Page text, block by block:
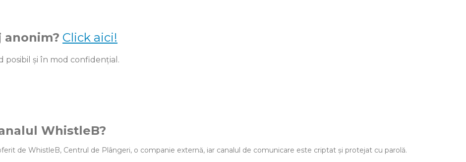
Click aici!
posibil și în mod confidențial.
WhistleB?
de WhistleB, Centrul de Plângeri, o companie externă, iar canalul de comunicare este criptat și protejat cu parolă.